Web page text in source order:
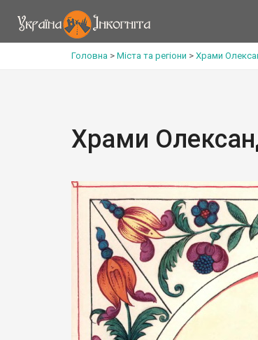
Головна > Міста та регіони > Храми
Храми